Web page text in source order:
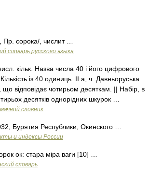
сорока/, числит …
словарь русского языка
кільк. Назва числа 40 і його цифрового
із 40 одиниць. II а, ч. Давньоруська
що відповідає чотирьом десяткам. || Набір, в
десятків однорідних шкурок …
словник
Бурятия Республики, Окинского …
и индексы России
ок: стара міра ваги [10] …
словарь